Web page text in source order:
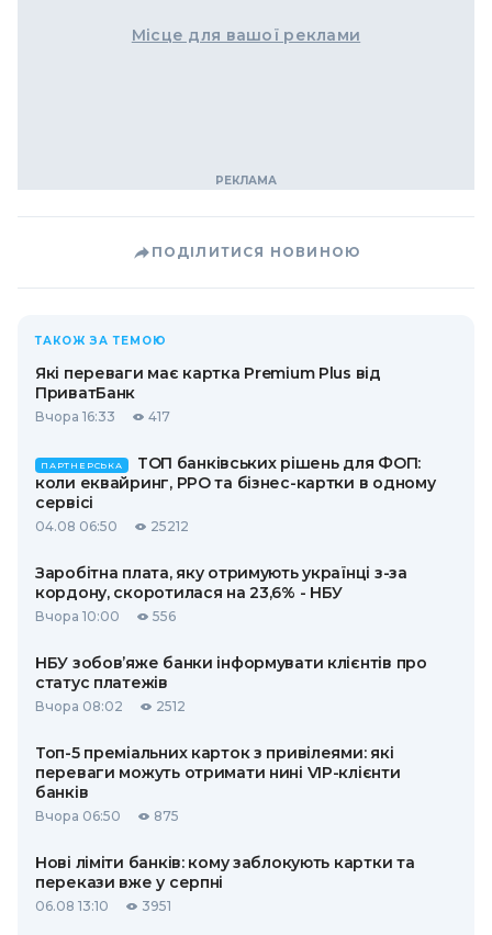
Місце для вашої реклами
ПОДІЛИТИСЯ НОВИНОЮ
ТАКОЖ ЗА ТЕМОЮ
Які переваги має картка Premium Plus від
ПриватБанк
Вчора 16:33 417
ПАРТНЕРСЬКА
ТОП банківських рішень для ФОП:
коли еквайринг, РРО та бізнес-картки в одному
сервісі
04.08 06:50 25212
Заробітна плата, яку отримують українці з-за
кордону, скоротилася на 23,6% - НБУ
Вчора 10:00 556
НБУ зобов’яже банки інформувати клієнтів про
статус платежів
Вчора 08:02 2512
Топ-5 преміальних карток з привілеями: які
переваги можуть отримати нині VIP-клієнти
банків
Вчора 06:50 875
Нові ліміти банків: кому заблокують картки та
перекази вже у серпні
06.08 13:10 3951